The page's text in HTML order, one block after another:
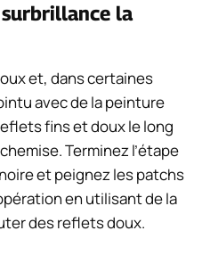
la
et, dans certaines
avec de la peinture
fins et doux le long
Terminez l’étape
et peignez les patchs
en utilisant de la
des reflets doux.